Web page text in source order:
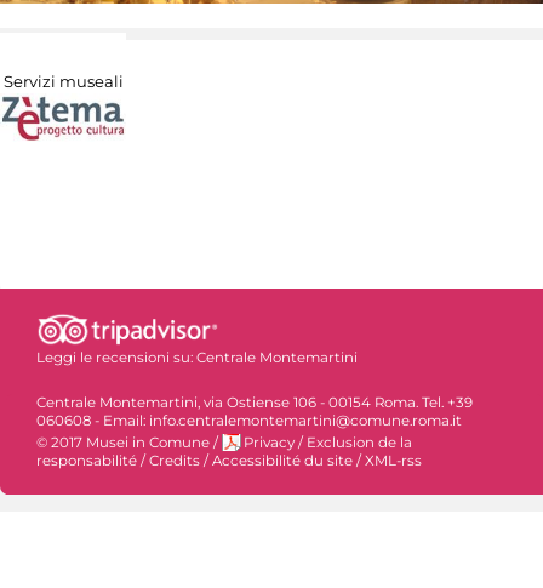
Servizi museali
Leggi le recensioni su: Centrale Montemartini
Centrale Montemartini, via Ostiense 106 - 00154 Roma. Tel. +39
060608 - Email: info.centralemontemartini@comune.roma.it
© 2017 Musei in Comune / Privacy / Exclusion de la
responsabilité / Credits / Accessibilité du site / XML-rss